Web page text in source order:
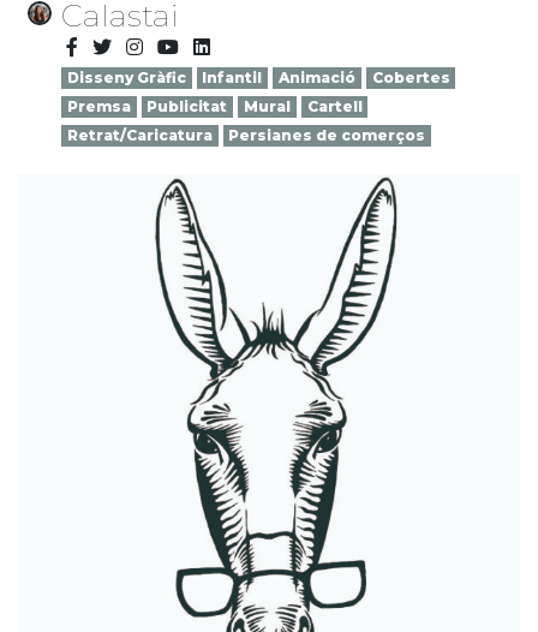
Calastai
Disseny Gràfic Infantil Animació
Cobertes
Premsa
Publicitat Mural
Cartell
Retrat/Caricatura
Persianes de comerços